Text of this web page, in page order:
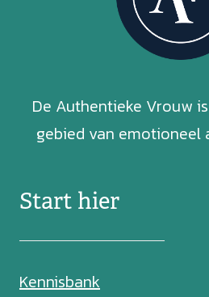
De Authentieke Vrouw
gebied van emotioneel
Start hier
Kennisbank